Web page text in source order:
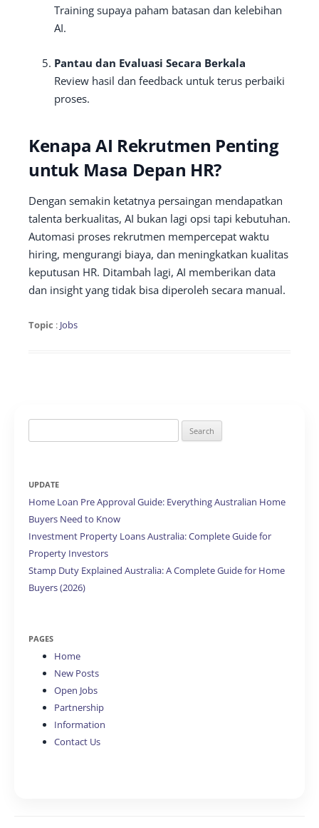
Training supaya paham batasan dan kelebihan
AI.
Pantau dan Evaluasi Secara Berkala
Review hasil dan feedback untuk terus perbaiki
proses.
Kenapa AI Rekrutmen Penting
untuk Masa Depan HR?
Dengan semakin ketatnya persaingan mendapatkan
talenta berkualitas, AI bukan lagi opsi tapi kebutuhan.
Automasi proses rekrutmen mempercepat waktu
hiring, mengurangi biaya, dan meningkatkan kualitas
keputusan HR. Ditambah lagi, AI memberikan data
dan insight yang tidak bisa diperoleh secara manual.
Topic : Jobs
for:
UPDATE
Home Loan Pre Approval Guide: Everything Australian Home
Buyers Need to Know
Investment Property Loans Australia: Complete Guide for
Property Investors
Stamp Duty Explained Australia: A Complete Guide for Home
Buyers (2026)
PAGES
Home
New Posts
Open Jobs
Partnership
Information
Contact Us